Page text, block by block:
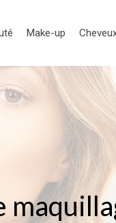
Make-up